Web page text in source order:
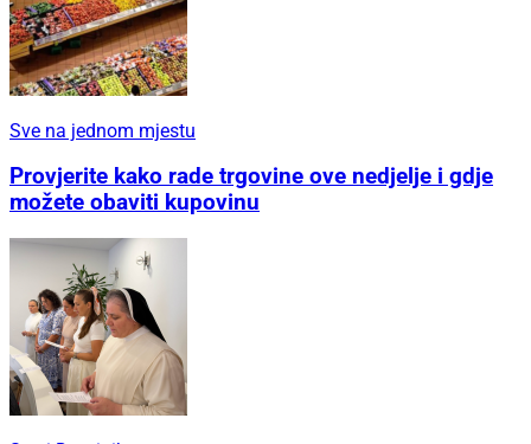
Sve na jednom mjestu
Provjerite kako rade trgovine ove nedjelje i gdje
možete obaviti kupovinu